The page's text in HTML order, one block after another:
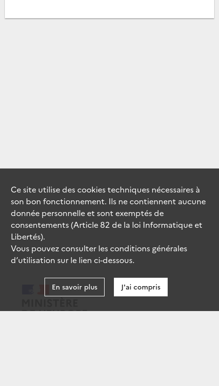
Ce site utilise descookiestechniques nécessaires à
son bon fonctionnement. Ils ne contiennent aucune
donnée personnelle et sont exemptés de
consentements (Article 82 de la loi Informatique et
Libertés).
Vous pouvez consulter les conditions générales
d’utilisation sur le lien ci-dessous.
En savoir plus J'ai compris